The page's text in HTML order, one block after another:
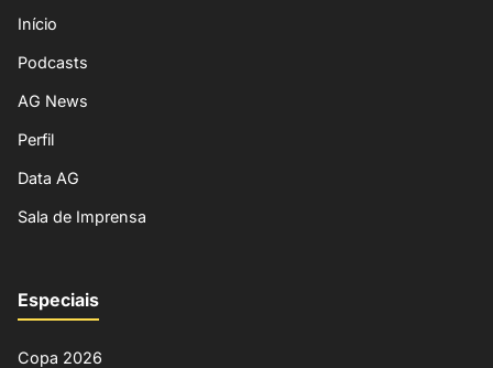
Início
Podcasts
AG News
Perfil
Data AG
Sala de Imprensa
Especiais
Copa 2026